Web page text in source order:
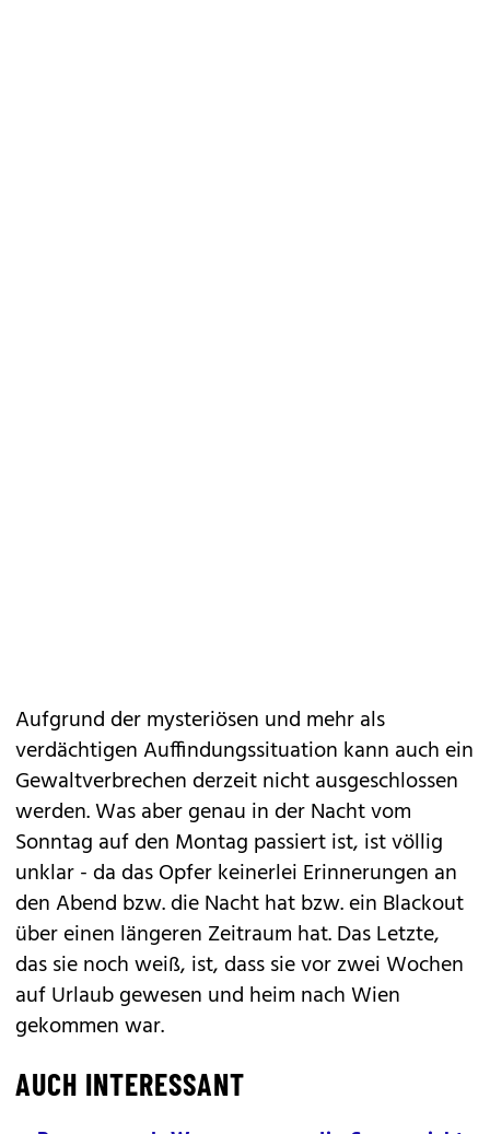
Aufgrund der mysteriösen und mehr als
verdächtigen Auffindungssituation kann auch ein
Gewaltverbrechen derzeit nicht ausgeschlossen
werden. Was aber genau in der Nacht vom
Sonntag auf den Montag passiert ist, ist völlig
unklar - da das Opfer keinerlei Erinnerungen an
den Abend bzw. die Nacht hat bzw. ein Blackout
über einen längeren Zeitraum hat. Das Letzte,
das sie noch weiß, ist, dass sie vor zwei Wochen
auf Urlaub gewesen und heim nach Wien
gekommen war.
AUCH INTERESSANT